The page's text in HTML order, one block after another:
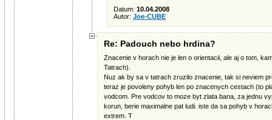
Datum: 10.04.2008
Autor: Joe-CUBE
Re: Padouch nebo hrdina?
Znacenie v horach nie je len o orientacii, ale aj o tom,
Tatrach).
Nuz ak by sa v tatrach zruzilo znacenie, tak si neviem
teraz je povoleny pohyb len po znacenych cestach (to
vodcom. Pre vodcov to moze byt zlata bana, za jednu
korun, berie maximalne pat ludi. iste da sa pohyb v
extrem. T